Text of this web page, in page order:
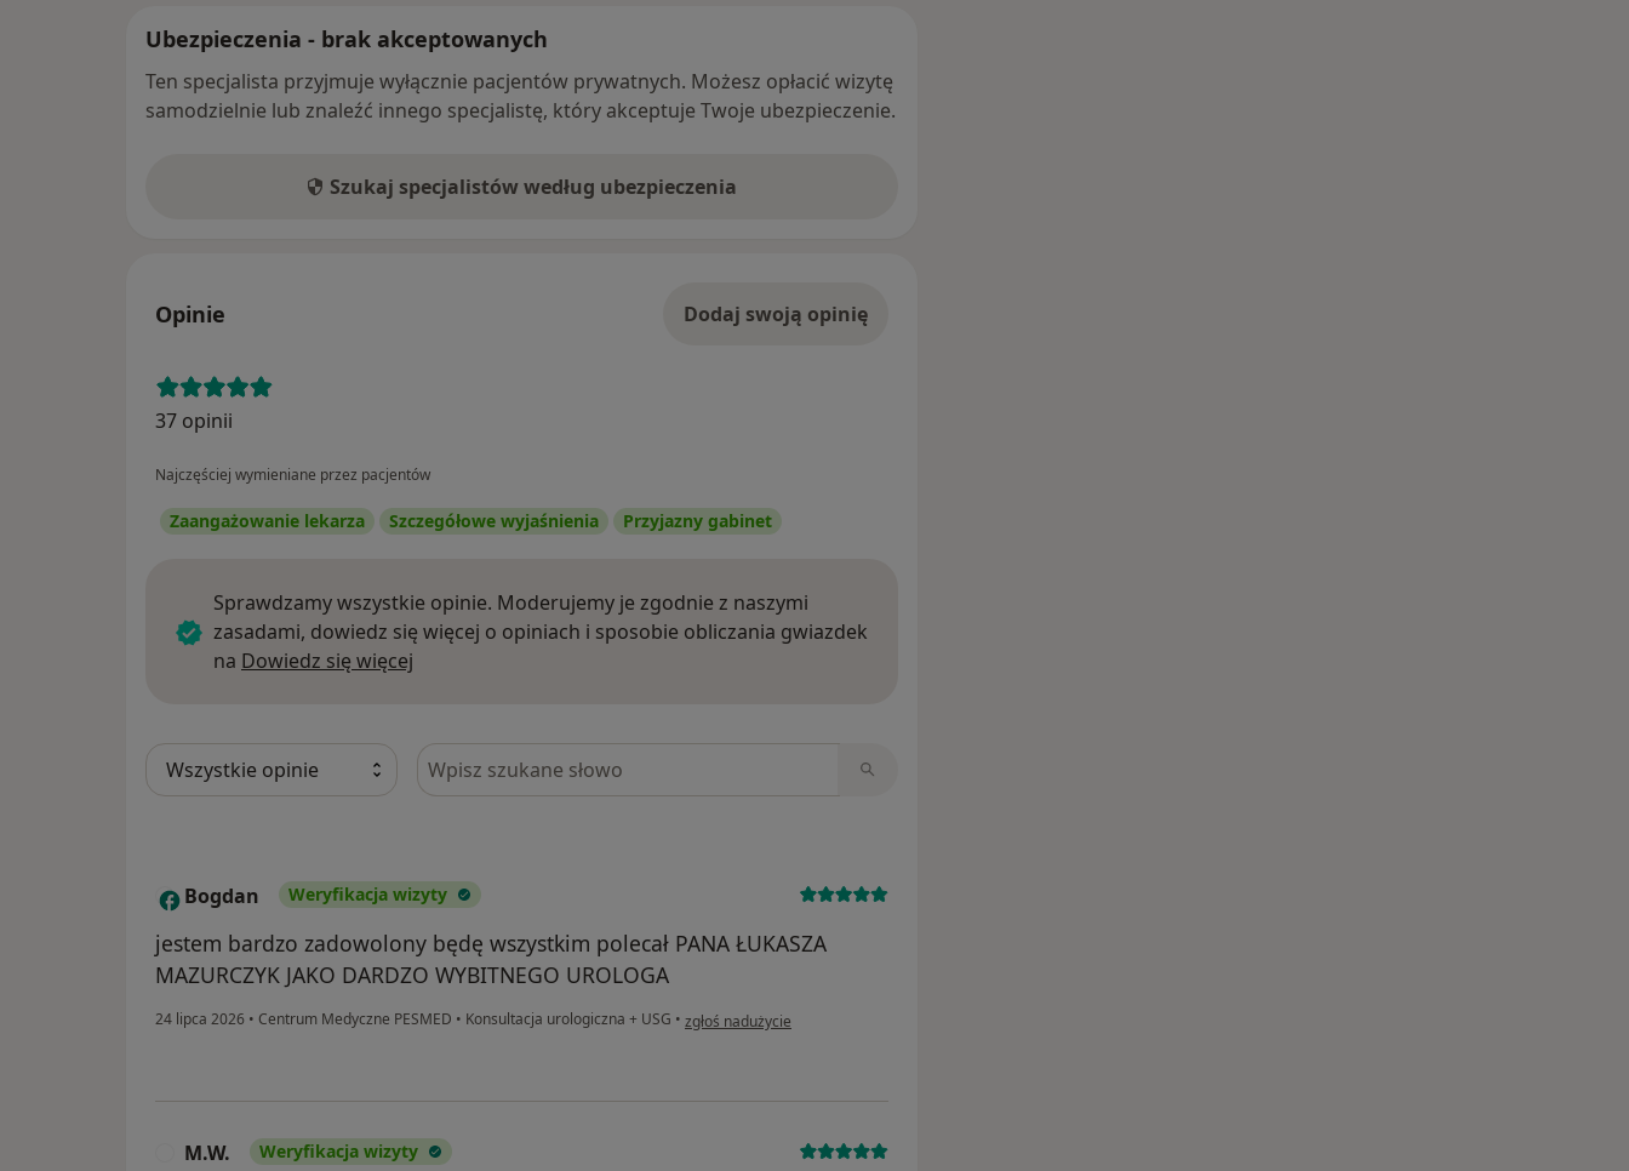
Ubezpieczenia - brak akceptowanych
Ten specjalista przyjmuje wyłącznie pacjentów prywatnych. Możesz opłacić wizytę
samodzielnie lub znaleźć innego specjalistę, który akceptuje Twoje ubezpieczenie.
Szukaj specjalistów według ubezpieczenia
Opinie Dodaj swoją opinię
37 opinii
Najczęściej wymieniane przez pacjentów
Zaangażowanie lekarza Szczegółowe wyjaśnienia Przyjazny gabinet
Sprawdzamy wszystkie opinie. Moderujemy je zgodnie z naszymi
zasadami, dowiedz się więcej o opiniach i sposobie obliczania gwiazdek
na Dowiedz się więcej
Szukaj w opiniach
B Bogdan Weryfikacja wizyty
jestem bardzo zadowolony będę wszystkim polecał PANA ŁUKASZA
MAZURCZYK JAKO DARDZO WYBITNEGO UROLOGA
24 lipca 2026 • Centrum Medyczne PESMED • Konsultacja urologiczna + USG • w opinii użytkownika Bogdan
zgłoś nadużycie
M.W. Weryfikacja wizyty